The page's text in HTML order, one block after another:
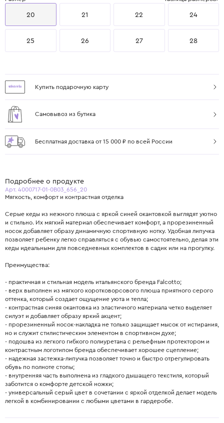
20 21 22 24
25 26 27 28
Купить подарочную карту
Самовывоз из бутика
Бесплатная доставка от 15 000 ₽ по всей России
Подробнее о продукте
Арт. 4000717-01-0B03_656_20
Мягкость, комфорт и контрастная отделка
Серые кеды из нежного плюша с яркой синей окантовкой выглядят уютно
и стильно. Их мягкий материал обеспечивает комфорт, а прорезиненный
носок добавляет образу динамичную спортивную нотку. Удобная липучка
позволяет ребенку легко справляться с обувью самостоятельно, делая эти
кеды идеальными для повседневных комплектов в садик или на прогулку.
Преимущества:
- практичная и стильная модель итальянского бренда Falcotto;
- верх выполнен из мягкого коротковорсового плюша приятного серого
оттенка, который создает ощущение уюта и тепла;
- контрастная синяя окантовка из эластичного материала четко выделяет
силуэт и добавляет образу яркий акцент;
- прорезиненный носок-накладка не только защищает мысок от истирания,
но и служит стилистическим элементом в спортивном духе;
- подошва из легкого гибкого полиуретана с рельефным протектором и
контрастным логотипом бренда обеспечивает хорошее сцепление;
- надежная застежка-липучка позволяет точно и быстро отрегулировать
обувь по полноте стопы;
- внутренняя часть выполнена из гладкого дышащего текстиля, который
заботится о комфорте детской ножки;
- универсальный серый цвет в сочетании с яркой отделкой делает модель
легкой в комбинировании с любыми цветами в гардеробе.